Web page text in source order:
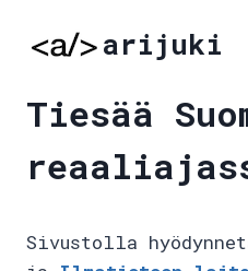
arijuki
Tiesää
Sivustolla